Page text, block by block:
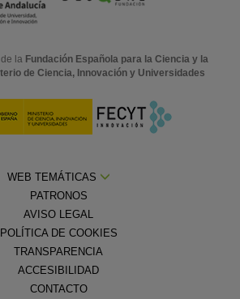
la Fundación Española para la Ciencia y la
de Ciencia, Innovación y Universidades
WEB TEMÁTICAS
PATRONOS
AVISO LEGAL
POLÍTICA DE COOKIES
TRANSPARENCIA
ACCESIBILIDAD
CONTACTO